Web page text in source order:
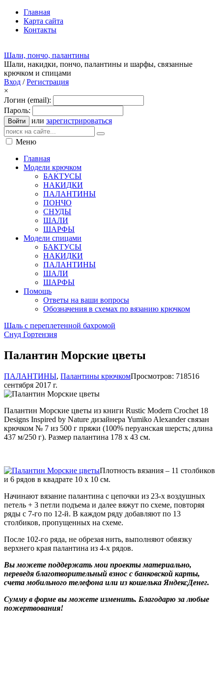
Главная
Карта сайта
Контакты
Шали, пончо, палантины
Шали, накидки, пончо, палантины и шарфы, связанные
крючком и спицами
Вход /Регистрация
×
Логин (email):
Пароль:
Войти или зарегистрироваться
Меню
Главная
Модели крючком
БАКТУСЫ
НАКИДКИ
ПАЛАНТИНЫ
ПОНЧО
СНУДЫ
ШАЛИ
ШАРФЫ
Модели спицами
БАКТУСЫ
НАКИДКИ
ПАЛАНТИНЫ
ШАЛИ
ШАРФЫ
Помощь
Ответы на ваши вопросы
Обозначения в схемах по вязанию крючком
Шаль с переплетенной бахромой
Снуд Гортензия
Палантин Морские цветы
ПАЛАНТИНЫ, Палантины крючкомПросмотров: 718516
сентября 2017 г.
Палантин Морские цветы из книги Rustic Modern Crochet 18
Designs Inspired by Nature дизайнера Yumiko Alexander связан
крючком № 7 из 500 г пряжи (100% перуанская шерсть; длина
437 м/250 г). Размер палантина 178 х 43 см.
Плотность вязания – 11 столбиков
и 6 рядов в квадрате 10 х 10 см.
Начинают вязание палантина с цепочки из 23-х воздушных
петель + 3 петли подъема и далее вяжут по схеме, повторяя
ряды с 7-го по 12-й. В каждом ряду добавляют по 13
столбиков, пропущенных на схеме.
После 102-го ряда, не обрезая нить, выполняют обвязку
верхнего края палантина из 4-х рядов.
Вы можете поддержать мои проекты материально,
переведя благотворительный взнос с банковской карты,
счета мобильного телефона или из кошелька ЯндексДенег.
Сумму в форме вы можете изменить. Благодарю за любые
пожертвования!